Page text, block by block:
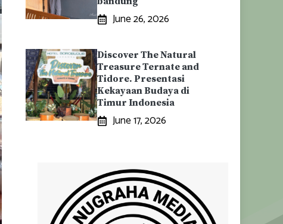
June 26, 2026
Discover The Natural
Treasure Ternate and
Tidore. Presentasi
Kekayaan Budaya di
Timur Indonesia
June 17, 2026